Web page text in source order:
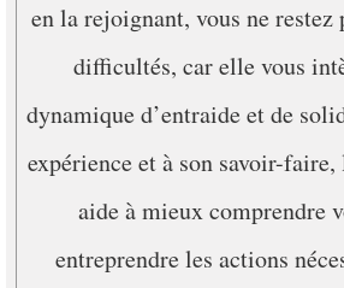
en la rejoignant, vous ne restez
difficultés, car elle vous
dynamique d’entraide et de
expérience et à son savoir-faire,
aide à mieux comprendre
entreprendre les actions